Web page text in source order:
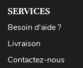
SERVICES
Besoin d'aide ?
Livraison
Contactez-nous